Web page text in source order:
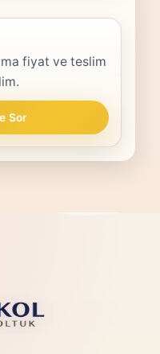
fiyat ve teslim
Sor